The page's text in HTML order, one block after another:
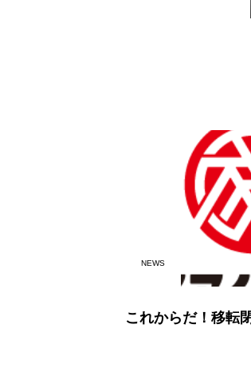
NEWS
これからだ！移転